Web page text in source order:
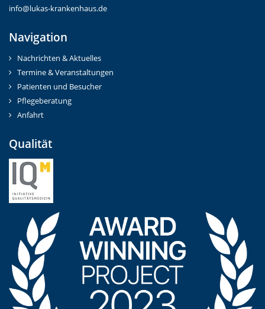
info@lukas-krankenhaus.de
Navigation
Nachrichten & Aktuelles
Termine & Veranstaltungen
Patienten und Besucher
Pflegeberatung
Anfahrt
Qualität